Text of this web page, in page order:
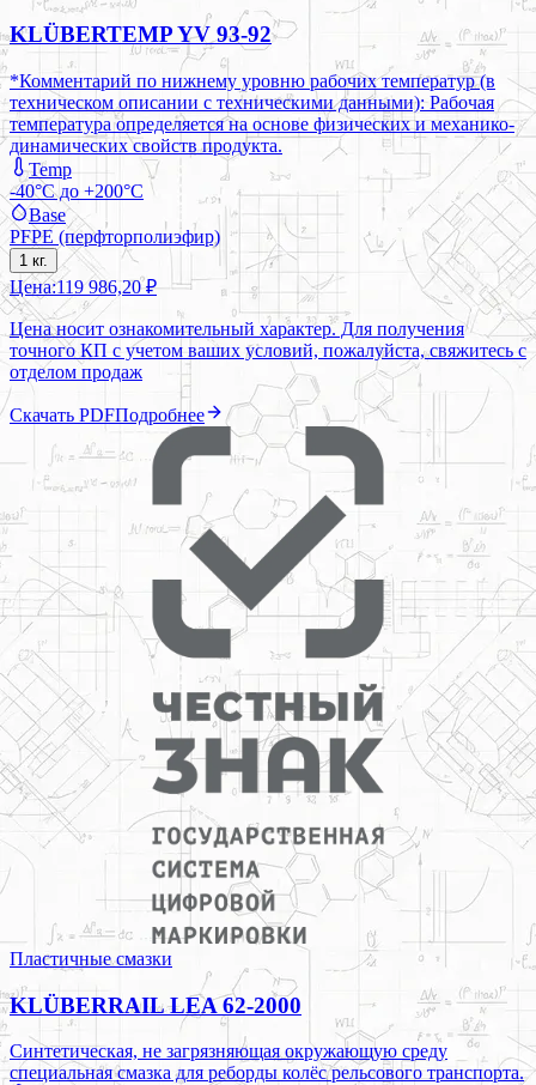
KLÜBERTEMP YV 93-92
*Комментарий по нижнему уровню рабочих температур (в
техническом описании с техническими данными): Рабочая
температура определяется на основе физических и механико-
динамических свойств продукта.
Temp
-40°C до +200°C
Base
PFPE (перфторполиэфир)
1 кг.
Цена:119 986,20 ₽
Цена носит ознакомительный характер. Для получения
точного КП с учетом ваших условий, пожалуйста, свяжитесь с
отделом продаж
Скачать PDFПодробнее
Пластичные смазки
KLÜBERRAIL LEA 62-2000
Синтетическая, не загрязняющая окружающую среду
специальная смазка для реборды колёс рельсового транспорта.